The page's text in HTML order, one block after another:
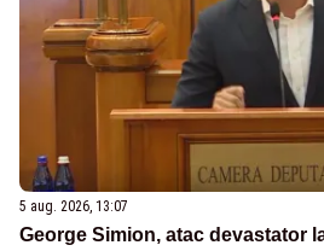
5 aug. 2026, 13:07
George Simion, atac devastator